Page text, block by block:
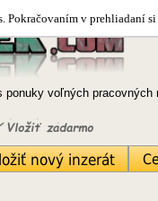
Pokračovaním v prehliadaní
ponuky voľných